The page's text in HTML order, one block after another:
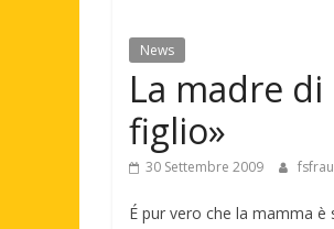
news
moda
maschile
News
La madre
figlio»
30 Settembre 2009 fsfrau
É pur vero che la mamma